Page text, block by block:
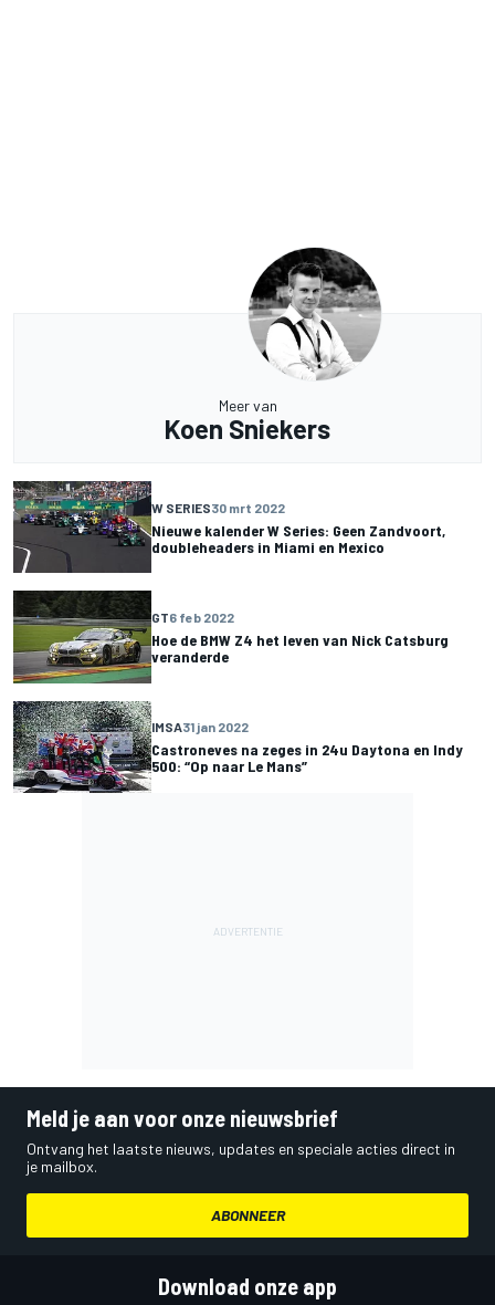
Meer van
Koen Sniekers
W SERIES30 mrt 2022
Nieuwe kalender W Series: Geen Zandvoort,
doubleheaders in Miami en Mexico
GT6 feb 2022
Hoe de BMW Z4 het leven van Nick Catsburg
veranderde
IMSA31 jan 2022
Castroneves na zeges in 24u Daytona en Indy
500: “Op naar Le Mans”
Meld je aan voor onze nieuwsbrief
Ontvang het laatste nieuws, updates en speciale acties direct in
je mailbox.
ABONNEER
Download onze app